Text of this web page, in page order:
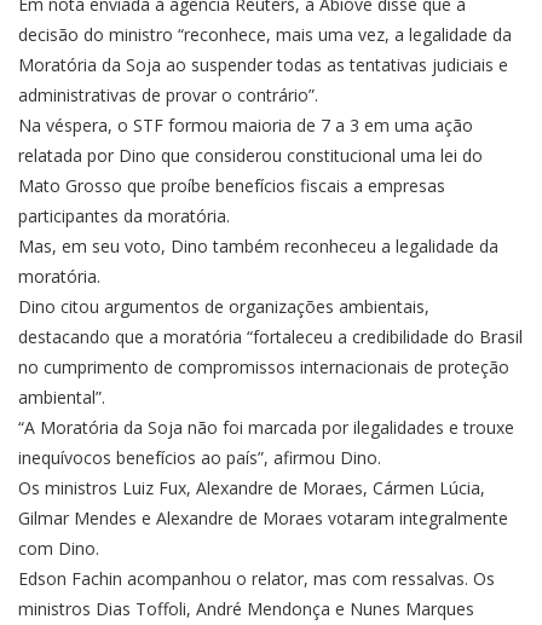
decisão do ministro “reconhece, mais uma vez, a legalidade da
Moratória da Soja ao suspender todas as tentativas judiciais e
administrativas de provar o contrário”.
Na véspera, o STF formou maioria de 7 a 3 em uma ação
relatada por Dino que considerou constitucional uma lei do
Mato Grosso que proíbe benefícios fiscais a empresas
participantes da moratória.
Mas, em seu voto, Dino também reconheceu a legalidade da
moratória.
Dino citou argumentos de organizações ambientais,
destacando que a moratória “fortaleceu a credibilidade do Brasil
no cumprimento de compromissos internacionais de proteção
ambiental”.
“A Moratória da Soja não foi marcada por ilegalidades e trouxe
inequívocos benefícios ao país”, afirmou Dino.
Os ministros Luiz Fux, Alexandre de Moraes, Cármen Lúcia,
Gilmar Mendes e Alexandre de Moraes votaram integralmente
com Dino.
Edson Fachin acompanhou o relator, mas com ressalvas. Os
ministros Dias Toffoli, André Mendonça e Nunes Marques